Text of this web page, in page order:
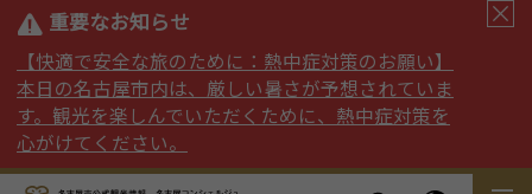
重要なお知らせ
【快適で安全な旅のために：熱中症対策のお願い】
本日の名古屋市内は、厳しい暑さが予想されていま
す。観光を楽しんでいただくために、熱中症対策を
心がけてください。